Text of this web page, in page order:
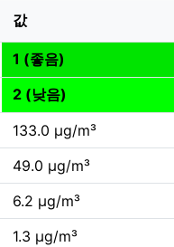
값
1 (좋음)
2 (낮음)
133.0 µg/m³
49.0 µg/m³
6.2 µg/m³
1.3 µg/m³